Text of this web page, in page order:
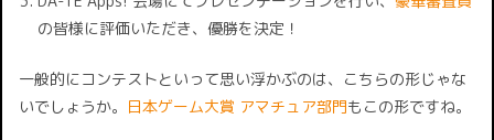
の皆様に評価いただき、優勝を決定！
一般的にコンテストといって思い浮かぶのは、こちらの形じゃな
いでしょうか。 日本ゲーム大賞 アマチュア部門もこの形ですね。